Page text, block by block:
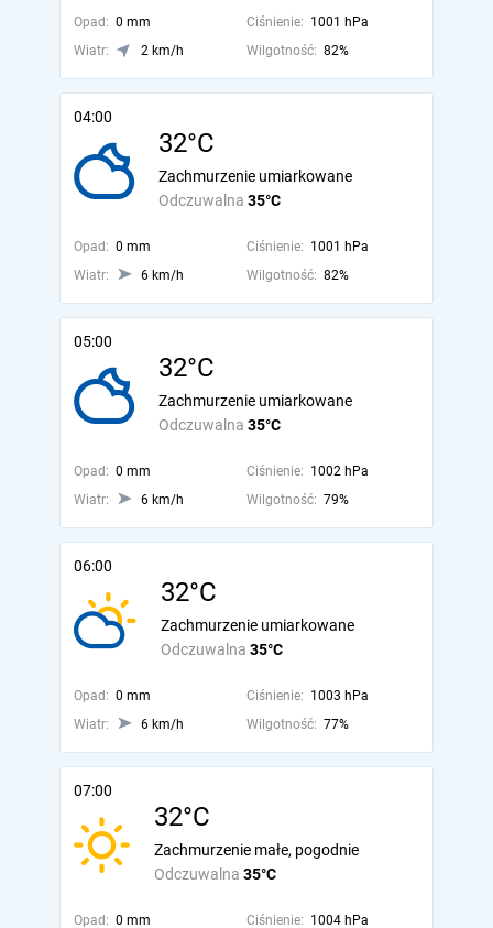
Opad: 0 mm Ciśnienie: 1001 hPa
Wiatr:
2 km/h Wilgotność: 82%
04:00
32°C
Odczuwalna 35°C
Zachmurzenie umiarkowane
Opad: 0 mm Ciśnienie: 1001 hPa
Wiatr:
6 km/h Wilgotność: 82%
05:00
32°C
Odczuwalna 35°C
Zachmurzenie umiarkowane
Opad: 0 mm Ciśnienie: 1002 hPa
Wiatr:
6 km/h Wilgotność: 79%
06:00
32°C
Odczuwalna 35°C
Zachmurzenie umiarkowane
Opad: 0 mm Ciśnienie: 1003 hPa
Wiatr:
6 km/h Wilgotność: 77%
07:00
32°C
Odczuwalna 35°C
Zachmurzenie małe, pogodnie
Opad: 0 mm Ciśnienie: 1004 hPa